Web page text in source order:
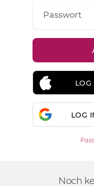
LOG
Noch